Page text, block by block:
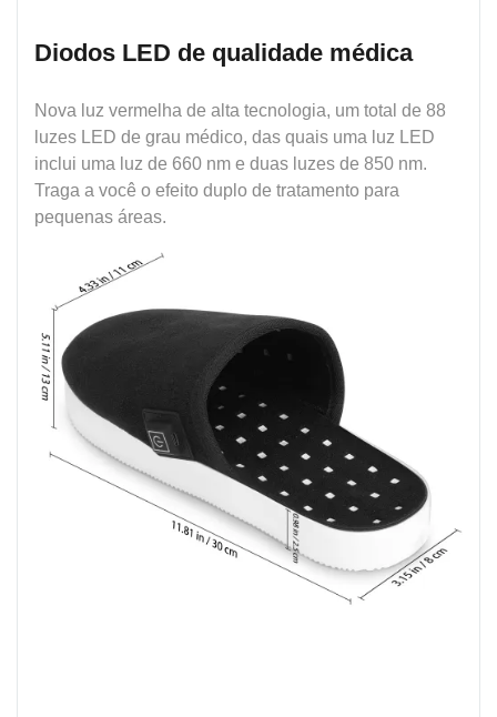
Diodos LED de qualidade médica
Nova luz vermelha de alta tecnologia, um total de 88
luzes LED de grau médico, das quais uma luz LED
inclui uma luz de 660 nm e duas luzes de 850 nm.
Traga a você o efeito duplo de tratamento para
pequenas áreas.